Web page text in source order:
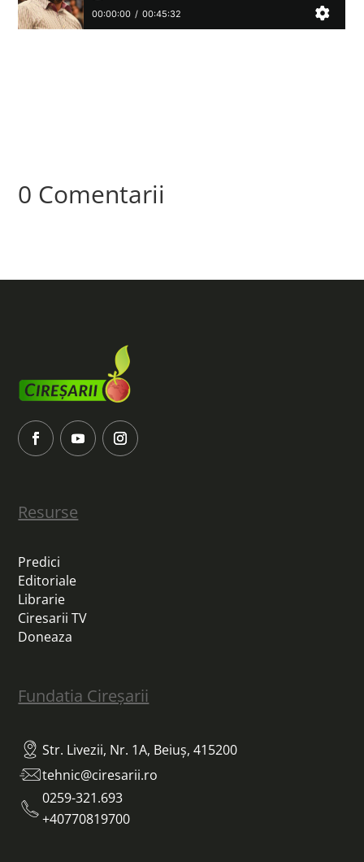
0 Comentarii
Resurse
Predici
Editoriale
Librarie
Ciresarii TV
Doneaza
Fundatia Cireșarii
Str. Livezii, Nr. 1A, Beiuș, 415200
tehnic@ciresarii.ro
0259-321.693
+40770819700